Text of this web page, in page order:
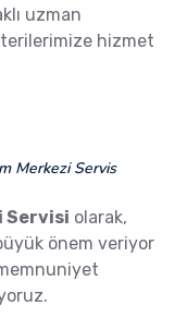
uzman
hizmet
Merkezi Servis
Servisi olarak,
önem veriyor